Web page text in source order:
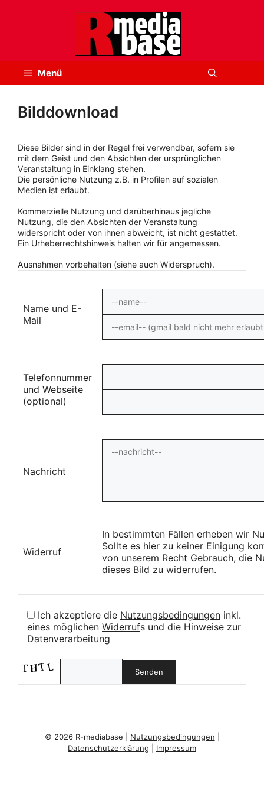
Menü
Bilddownload
Diese Bilder sind in der Regel frei verwendbar, sofern sie
mit dem Geist und den Absichten der ursprünglichen
Veranstaltung in Einklang stehen.
Die persönliche Nutzung z.B. in Profilen auf sozialen
Medien ist erlaubt.
Kommerzielle Nutzung und darüberhinaus jegliche
Nutzung, die den Absichten der Veranstaltung
widerspricht oder von ihnen abweicht, ist nicht gestattet.
Ein Urheberrechtshinweis halten wir für angemessen.
Ausnahmen vorbehalten (siehe auch Widerspruch).
Name und E-
Mail
Telefonnummer
und Webseite
(optional)
Nachricht
Widerruf
In bestimmten Fällen erheben wir
Sollte es hier zu keiner Einigung
von unserem Recht Gebrauch, die
dieses Bild zu widerrufen.
Ich akzeptiere die Nutzungsbedingungen inkl.
eines möglichen Widerrufs und die Hinweise zur
Datenverarbeitung
© 2026 R-mediabase | Nutzungsbedingungen
Datenschutzerklärung
Impressum